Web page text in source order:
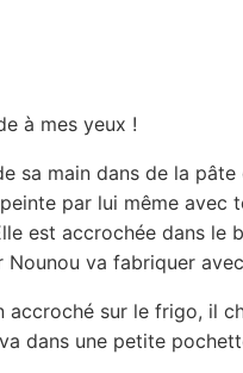
à mes yeux !
sa main dans de la pâte
par lui même avec
est accrochée dans le
Nounou va fabriquer
accroché sur le frigo, il
dans une petite